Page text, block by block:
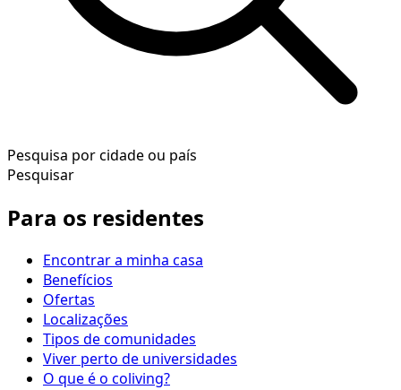
Pesquisa por cidade ou país
Pesquisar
Para os residentes
Encontrar a minha casa
Benefícios
Ofertas
Localizações
Tipos de comunidades
Viver perto de universidades
O que é o coliving?